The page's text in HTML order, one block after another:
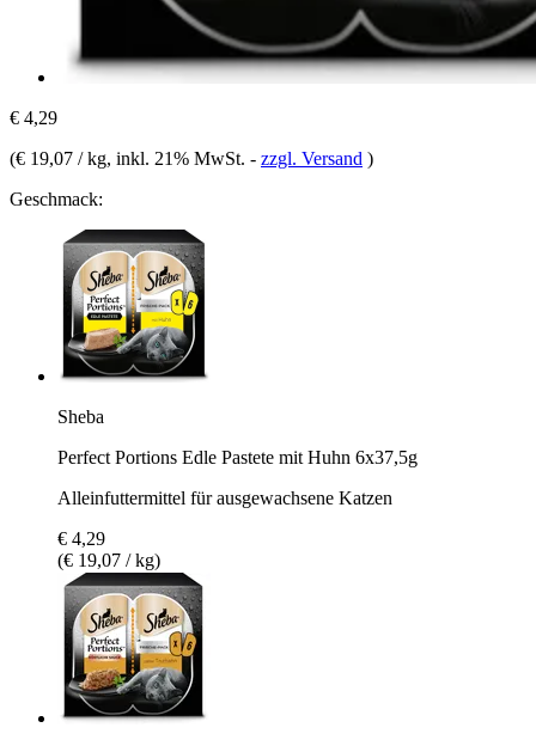
€ 4,29
(€ 19,07 / kg, inkl. 21% MwSt. - zzgl. Versand )
Geschmack:
Sheba
Perfect Portions Edle Pastete mit Huhn 6x37,5g
Alleinfuttermittel für ausgewachsene Katzen
€ 4,29
(€ 19,07 / kg)